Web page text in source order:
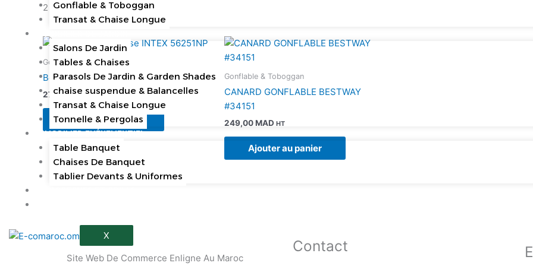
Gonflable & Toboggan
Transat & Chaise Longue
Salons De Jardin
Tables & Chaises
Parasols De Jardin & Garden Shades
chaise suspendue & Balancelles
Transat & Chaise Longue
Tonnelle & Pergolas
MOBILIER EVÉNEMENTIEL
Table Banquet
Chaises De Banquet
Tablier Devants & Uniformes
X
2 résultats affichés
Gonflable & Toboggan
Bouée Flamant Rose INTEX 56251NP
279,00MAD HT
Ajouter au panier
Gonflable & Toboggan
CANARD GONFLABLE BESTWAY
#34151
249,00MAD HT
Ajouter au panier
Site Web De Commerce Enligne Au Maroc
Contact